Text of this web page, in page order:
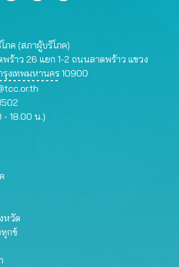
ภค (สภาผู้บริโภค)
พร้าว 26 แยก 1-2 ถนนลาดพร้าว แขวง
รุงเทพมหานคร 10900
- 18.00 น.)
หวัด
ทุกข์